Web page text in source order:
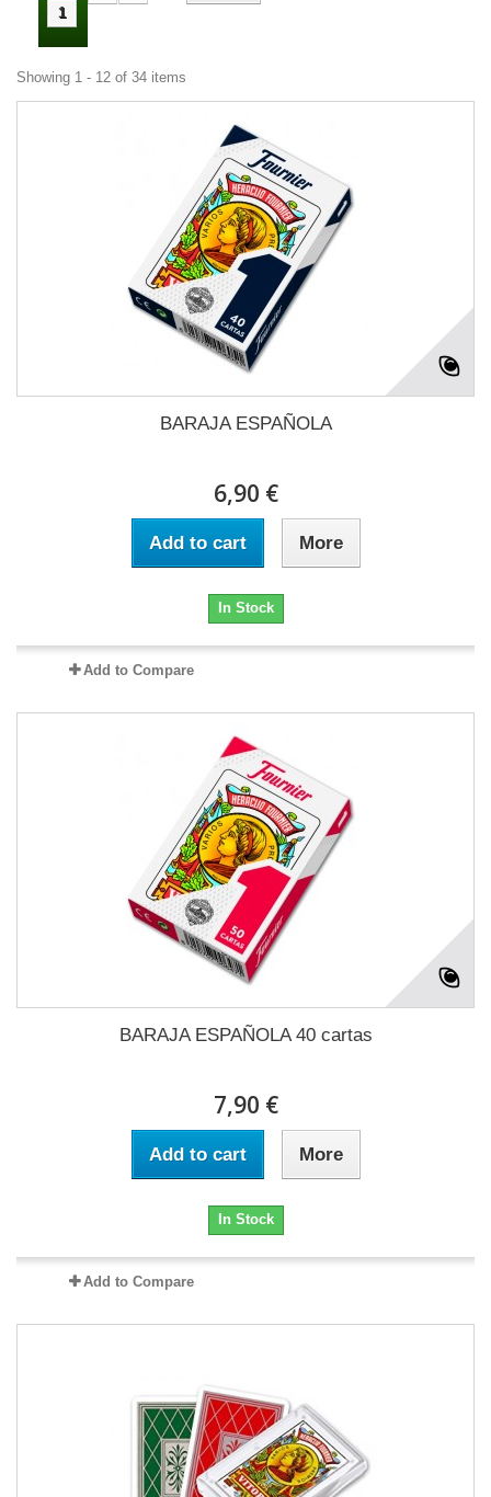
1
Showing 1 - 12 of 34 items
BARAJA ESPAÑOLA
6,90 €
Add to cart More
In Stock
Add to Compare
BARAJA ESPAÑOLA 40 cartas
7,90 €
Add to cart More
In Stock
Add to Compare